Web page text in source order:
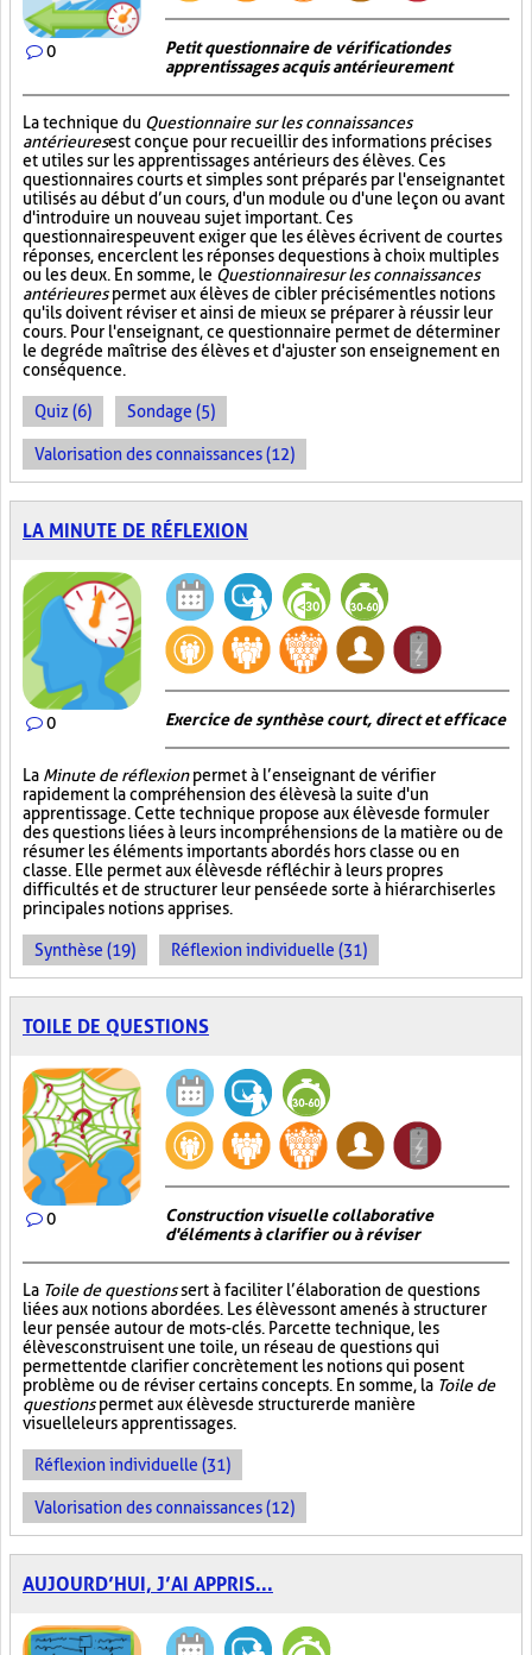
0
Petit questionnaire de vérification des
apprentissages acquis antérieurement
La technique du Questionnaire sur les connaissances
antérieuresest conçue pour recueillir des informations précises
et utiles sur les apprentissages antérieurs des élèves. Ces
questionnaires courts et simples sont préparés par l'enseignant et
utilisés au début d’un cours, d'un module ou d'une leçon ou avant
d'introduire un nouveau sujet important. Ces
questionnaires peuvent exiger que les élèves écrivent de courtes
réponses, encerclent les réponses de questions à choix multiples
ou les deux. En somme, le Questionnaire sur les connaissances
antérieurespermet aux élèves de cibler précisément les notions
qu'ils doivent réviser et ainsi de mieux se préparer à réussir leur
cours. Pour l'enseignant, ce questionnaire permet de déterminer
le degré de maîtrise des élèves et d'ajuster son enseignement en
conséquence.
Quiz (6) Sondage (5)
Valorisation des connaissances (12)
LA MINUTE DE RÉFLEXION
0 Exercice de synthèse court, direct et efficace
La Minute de réflexionpermet à l’enseignant de vérifier
rapidement la compréhension des élèves à la suite d'un
apprentissage. Cette technique propose aux élèves de formuler
des questions liées à leurs incompréhensions de la matière ou de
résumer les éléments importants abordés hors classe ou en
classe. Elle permet aux élèves de réfléchir à leurs propres
difficultés et de structurer leur pensée de sorte à hiérarchiser les
principales notions apprises.
Synthèse (19) Réflexion individuelle (31)
TOILE DE QUESTIONS
0
Construction visuelle collaborative
d'éléments à clarifier ou à réviser
La Toile de questionssert à faciliter l’élaboration de questions
liées aux notions abordées. Les élèves sont amenés à structurer
leur pensée autour de mots-clés. Par cette technique, les
élèves construisent une toile, un réseau de questions qui
permettent de clarifier concrètement les notions qui posent
problème ou de réviser certains concepts. En somme, la Toile de
questionspermet aux élèves de structurer de manière
visuelle leurs apprentissages.
Réflexion individuelle (31)
Valorisation des connaissances (12)
AUJOURD’HUI, J’AI APPRIS...